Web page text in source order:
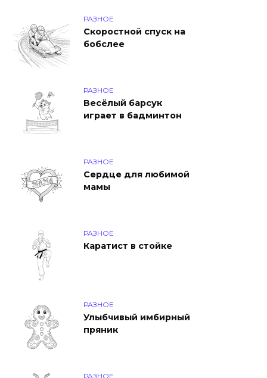
РАЗНОЕ
Скоростной спуск на
бобслее
РАЗНОЕ
Весёлый барсук
играет в бадминтон
РАЗНОЕ
Сердце для любимой
мамы
РАЗНОЕ
Каратист в стойке
РАЗНОЕ
Улыбчивый имбирный
пряник
РАЗНОЕ